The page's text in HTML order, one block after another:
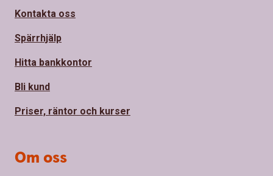
Kontakta oss
Spärrhjälp
Hitta bankkontor
Bli kund
Priser, räntor och kurser
Om oss